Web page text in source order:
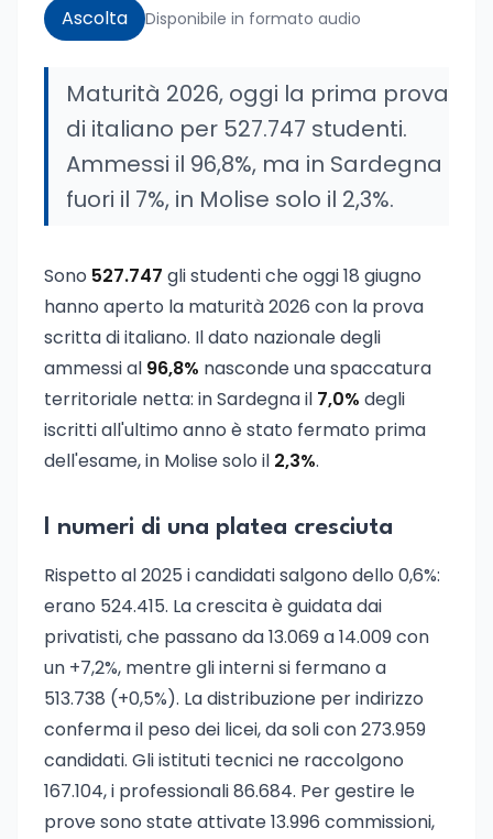
Ascolta Disponibile in formato audio
Maturità 2026, oggi la prima prova
di italiano per 527.747 studenti.
Ammessi il 96,8%, ma in Sardegna
fuori il 7%, in Molise solo il 2,3%.
Sono 527.747 gli studenti che oggi 18 giugno
hanno aperto la maturità 2026 con la prova
scritta di italiano. Il dato nazionale degli
ammessi al 96,8% nasconde una spaccatura
territoriale netta: in Sardegna il 7,0% degli
iscritti all'ultimo anno è stato fermato prima
dell'esame, in Molise solo il 2,3%.
I numeri di una platea cresciuta
Rispetto al 2025 i candidati salgono dello 0,6%:
erano 524.415. La crescita è guidata dai
privatisti, che passano da 13.069 a 14.009 con
un +7,2%, mentre gli interni si fermano a
513.738 (+0,5%). La distribuzione per indirizzo
conferma il peso dei licei, da soli con 273.959
candidati. Gli istituti tecnici ne raccolgono
167.104, i professionali 86.684. Per gestire le
prove sono state attivate 13.996 commissioni,